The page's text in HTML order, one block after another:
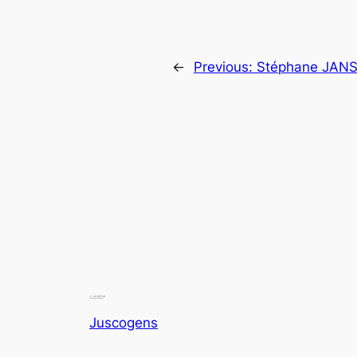
← Previous: Stéphane JANS
Juscogens